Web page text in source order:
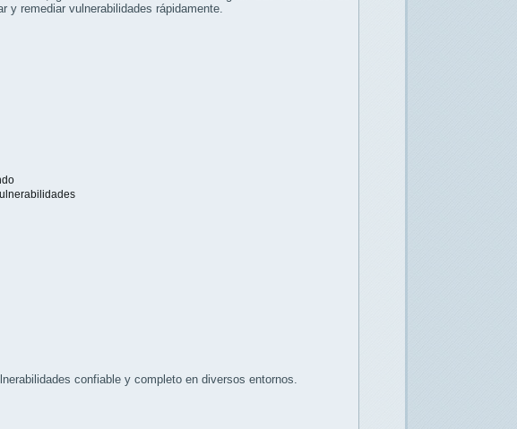
y remediar vulnerabilidades rápidamente.
confiable y completo en diversos entornos.